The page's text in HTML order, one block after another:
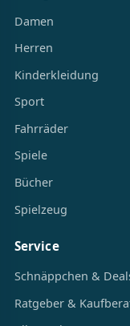
Damen
Herren
Kinderkleidung
Sport
Fahrräder
Spiele
Bücher
Spielzeug
Service
Schnäppchen &
Ratgeber &